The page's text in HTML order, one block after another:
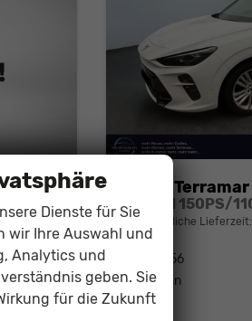
mit Tageszulassung
Timanfayagrau Metallic (N7)
Cupra Terramar
unverbindliche Lieferzeit:
141056
Kraftstoff Benzin
Dienste für Sie
wir Ihre Auswahl und
Analytics und
geben. Sie
für die Zukunft